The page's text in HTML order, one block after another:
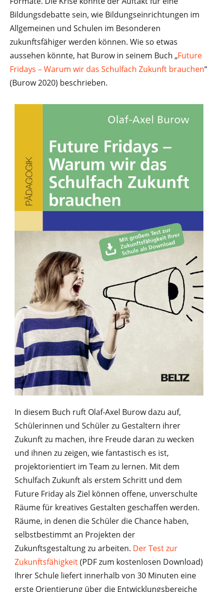
Bildungsdebatte sein, wie Bildungseinrichtungen im
Allgemeinen und Schulen im Besonderen
zukunftsfähiger werden können. Wie so etwas
aussehen könnte, hat Burow in seinem Buch „Future
Fridays – Warum wir das Schulfach Zukunft brauchen“
(Burow 2020) beschrieben.
In diesem Buch ruft Olaf-Axel Burow dazu auf,
Schülerinnen und Schüler zu Gestaltern ihrer
Zukunft zu machen, ihre Freude daran zu wecken
und ihnen zu zeigen, wie fantastisch es ist,
projektorientiert im Team zu lernen. Mit dem
Schulfach Zukunft als erstem Schritt und dem
Future Friday als Ziel können offene, unverschulte
Räume für kreatives Gestalten geschaffen werden.
Räume, in denen die Schüler die Chance haben,
selbstbestimmt an Projekten der
Zukunftsgestaltung zu arbeiten. Der Test zur
Zukunftsfähigkeit(PDF zum kostenlosen Download)
Ihrer Schule liefert innerhalb von 30 Minuten eine
erste Orientierung über die Entwicklungsbereiche